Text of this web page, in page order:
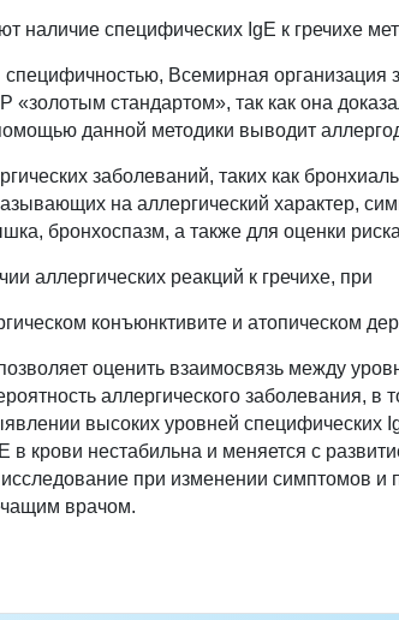
специфических IgE к гречихе
Всемирная
«золотым стандартом», так как она
данной методики выводит
заболеваний, таких как
на аллергический характер,
бронхоспазм, а также для оценки
аллергических реакций к гречихе, при
конъюнктивите и атопическом
оценить взаимосвязь между
аллергического заболевания,
высоких уровней специфических
крови нестабильна и меняется с
при изменении симптомов
врачом.